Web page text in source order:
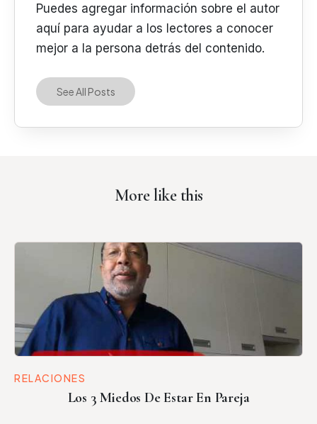
Puedes agregar información sobre el autor
aquí para ayudar a los lectores a conocer
mejor a la persona detrás del contenido.
See All Posts
More like this
RELACIONES
Los 3 Miedos De Estar En Pareja